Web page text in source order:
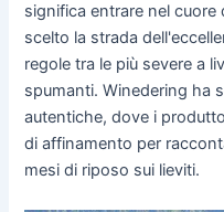
significa entrare nel
scelto la strada
regole tra le più severe a
spumanti. Winedering ha
autentiche, dove i
di affinamento per
mesi di riposo sui lieviti.